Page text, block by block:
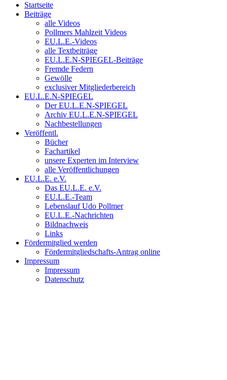
Startseite
Beiträge
alle Videos
Pollmers Mahlzeit Videos
EU.L.E.-Videos
alle Textbeiträge
EU.L.E.N-SPIEGEL-Beiträge
Fremde Federn
Gewölle
exclusiver Mitgliederbereich
EU.L.E.N-SPIEGEL
Der EU.L.E.N-SPIEGEL
Archiv EU.L.E.N-SPIEGEL
Nachbestellungen
Veröffentl.
Bücher
Fachartikel
unsere Experten im Interview
alle Veröffentlichungen
EU.L.E. e.V.
Das EU.L.E. e.V.
EU.L.E.-Team
Lebenslauf Udo Pollmer
EU.L.E.-Nachrichten
Bildnachweis
Links
Fördermitglied werden
Fördermitgliedschafts-Antrag online
Impressum
Impressum
Datenschutz